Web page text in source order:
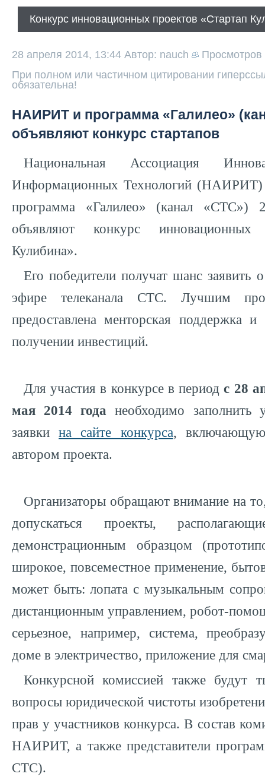
Конкурс инновационных проектов «Стартап
28 апреля 2014, 13:44 Автор: nauch
Просмотров
При полном или частичном цитировании
обязательна!
НАИРИТ и программа «Галилео»
объявляют конкурс стартапов
Национальная Ассоциация
Информационных Технологий (НАИРИТ)
программа «Галилео» (канал «СТС»)
объявляют конкурс инновационных
Кулибина».
Его победители получат шанс заявить
эфире телеканала СТС. Лучшим
предоставлена менторская поддержка и
получении инвестиций.
Для участия в конкурсе в периодс 28
мая 2014 годанеобходимо заполнить
заявкина сайте конкурса, включающую
автором проекта.
Организаторы обращают внимание на
допускаться проекты,
демонстрационным образцом
широкое, повсеместное применение,
может быть: лопата с музыкальным
дистанционным управлением, робот-
серьезное, например, система,
доме в электричество, приложение для
Конкурсной комиссией также будут
вопросы юридической чистоты
прав у участников конкурса. В состав
НАИРИТ, а также представители
СТС).